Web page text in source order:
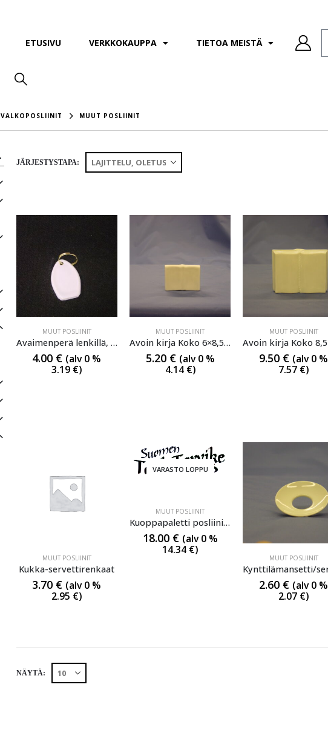
ETUSIVU VERKKOKAUPPA TIETOA MEISTÄ
VALKOPOSLIINIT MUUT POSLIINIT
JÄRJESTYSTAPA:
MUUT POSLIINIT
Avaimenperä lenkillä, molemmat puolet lasitettu, korkeus 6cm, leveys 4cm
4.00 € (alv 0 %
3.19 €)
MUUT POSLIINIT
Avoin kirja Koko 6×8,5 cm
5.20 € (alv 0 %
4.14 €)
MUUT POSLIINIT
9.50 € (alv 0 %
7.57 €)
MUUT POSLIINIT
Kukka-servettirenkaat
3.70 € (alv 0 %
2.95 €)
VARASTO LOPPU
MUUT POSLIINIT
Kuoppapaletti posliinia 12 kuoppaa pyöreä, muovikannella
18.00 € (alv 0 %
14.34 €)
MUUT POSLIINIT
2.60 € (alv 0 %
2.07 €)
NÄYTÄ: